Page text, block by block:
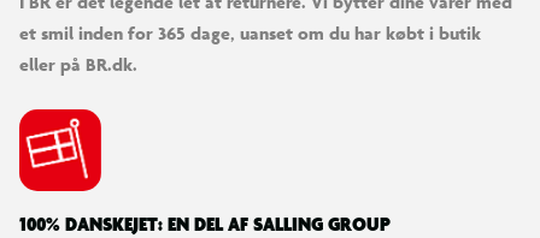
et smil inden for 365 dage, uanset om du har købt i butik
eller på BR.dk.
100% DANSKEJET: EN DEL AF SALLING GROUP